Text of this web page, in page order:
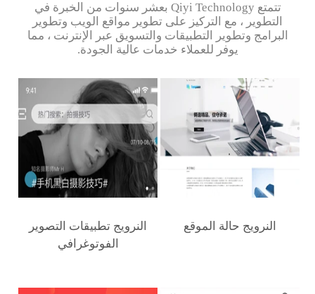
تتمتع Qiyi Technology بعشر سنوات من الخبرة في
التطوير ، مع التركيز على تطوير مواقع الويب وتطوير
البرامج وتطوير التطبيقات والتسويق عبر الإنترنت ، مما
يوفر للعملاء خدمات عالية الجودة.
النرويج‎ حالة الموقع
النرويج‎ تطبيقات التصوير
الفوتوغرافي